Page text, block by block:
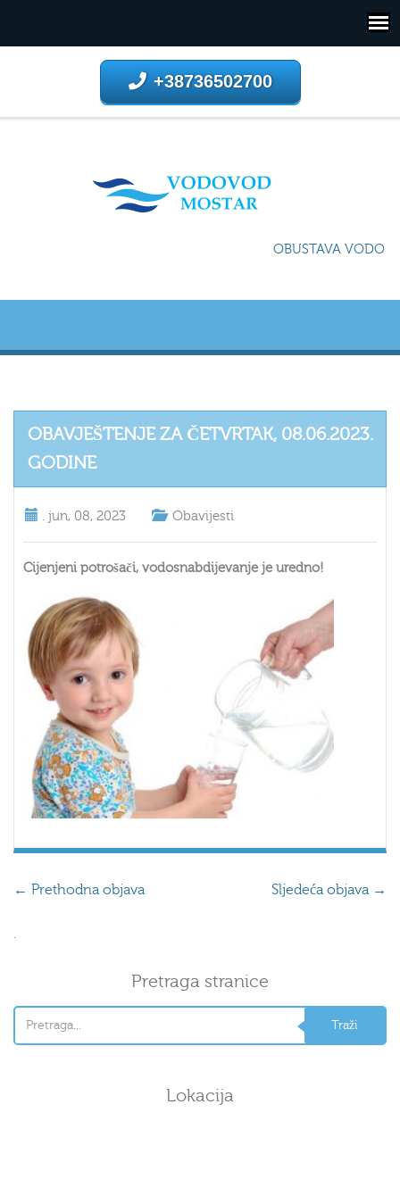
+38736502700
OBUSTAVA
OBAVJEŠTENJE ZA ČETVRTAK, 08.06.2023.
GODINE
. jun, 08, 2023 Obavijesti
Cijenjeni potrošači, vodosnabdijevanje je uredno!
← Prethodna objava Sljedeća objava →
.
Pretraga stranice
Lokacija